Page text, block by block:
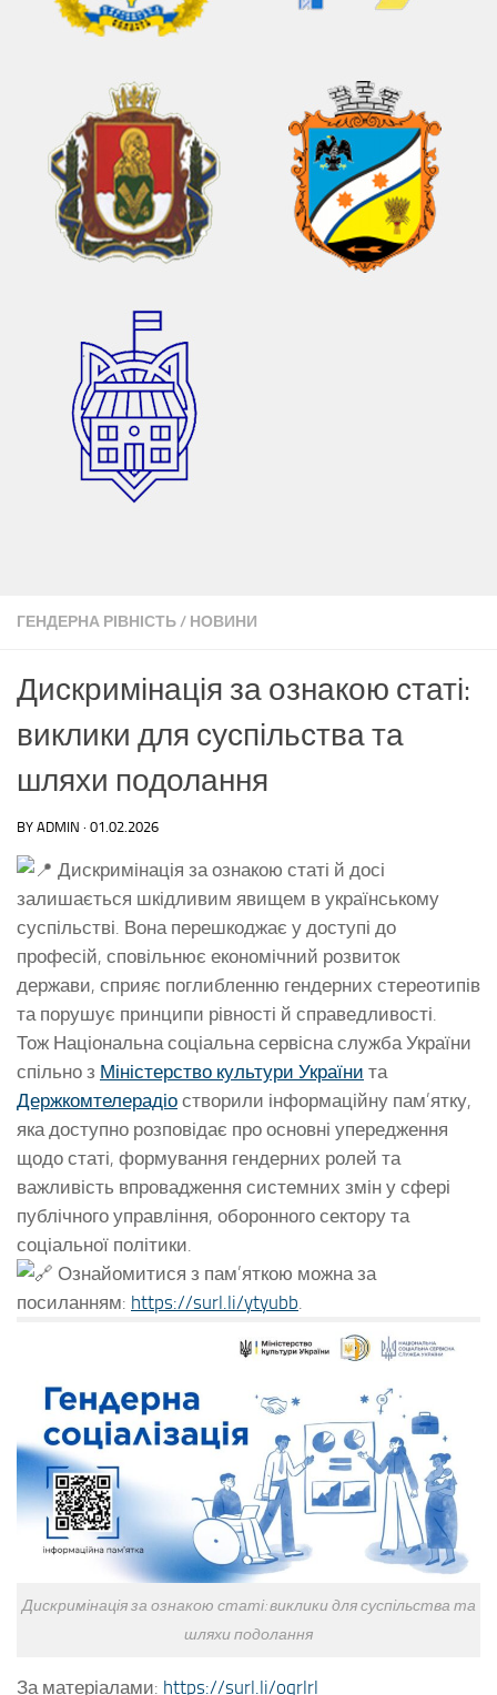
ГЕНДЕРНА РІВНІСТЬ/ НОВИНИ
Дискримінація за ознакою статі:
виклики для суспільства та
шляхи подолання
BY ADMIN · 01.02.2026
Дискримінація за ознакою статі й досі
залишається шкідливим явищем в українському
суспільстві. Вона перешкоджає у доступі до
професій, сповільнює економічний розвиток
держави, сприяє поглибленню гендерних стереотипів
та порушує принципи рівності й справедливості.
Тож Національна соціальна сервісна служба України
спільно з Міністерство культури України та
Держкомтелерадіо створили інформаційну пам’ятку,
яка доступно розповідає про основні упередження
щодо статі, формування гендерних ролей та
важливість впровадження системних змін у сфері
публічного управління, оборонного сектору та
соціальної політики.
Ознайомитися з пам’яткою можна за
посиланням: https://surl.li/ytyubb
Дискримінація за ознакою статі: виклики для суспільства та
шляхи подолання
За матеріалами: https://surl.li/oqrlrl